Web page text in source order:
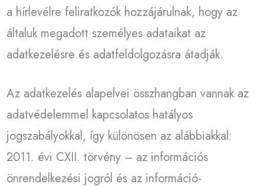
a hírlevélre feliratkozók hozzájárulnak, hogy az
általuk megadott személyes adataikat az
adatkezelésre és adatfeldolgozásra átadják.
Az adatkezelés alapelvei összhangban vannak az
adatvédelemmel kapcsolatos hatályos
jogszabályokkal, így különösen az alábbiakkal:
2011. évi CXII. törvény – az információs
önrendelkezési jogról és az információ-